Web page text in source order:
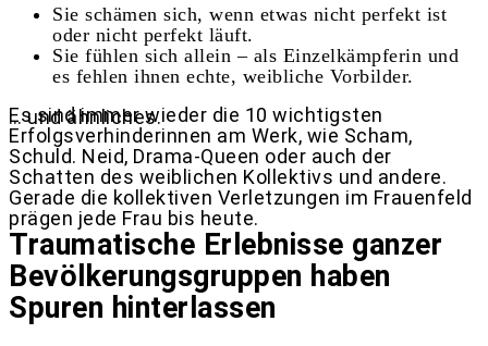
Sie schämen sich, wenn etwas nicht perfekt ist
oder nicht perfekt läuft.
Sie fühlen sich allein – als Einzelkämpferin und
es fehlen ihnen echte, weibliche Vorbilder.
… und ähnliches.
Es sind immer wieder die 10 wichtigsten
Erfolgsverhinderinnen am Werk, wie Scham,
Schuld. Neid, Drama-Queen oder auch der
Schatten des weiblichen Kollektivs und andere.
Gerade die kollektiven Verletzungen im Frauenfeld
prägen jede Frau bis heute.
Traumatische Erlebnisse ganzer
Bevölkerungsgruppen haben
Spuren hinterlassen